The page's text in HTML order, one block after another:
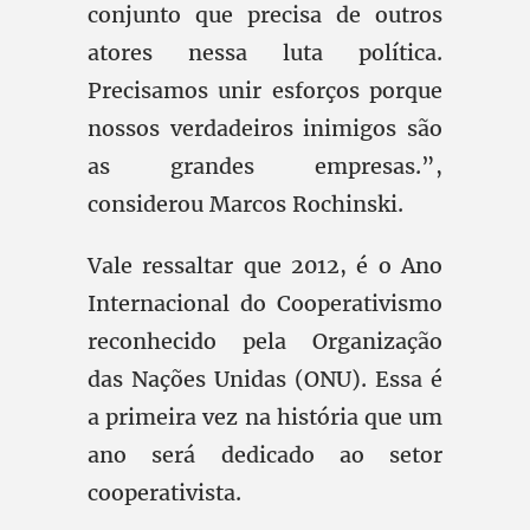
conjunto que precisa de outros
atores nessa luta política.
Precisamos unir esforços porque
nossos verdadeiros inimigos são
as grandes empresas.”,
considerou Marcos Rochinski.
Vale ressaltar que 2012, é o Ano
Internacional do Cooperativismo
reconhecido pela Organização
das Nações Unidas (ONU). Essa é
a primeira vez na história que um
ano será dedicado ao setor
cooperativista.